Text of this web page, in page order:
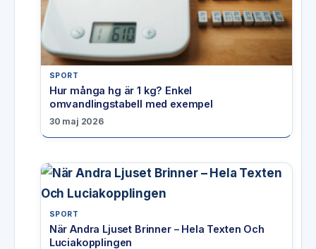
SPORT
Hur många hg är 1 kg? Enkel
omvandlingstabell med exempel
30 maj 2026
SPORT
När Andra Ljuset Brinner – Hela Texten Och
Luciakopplingen